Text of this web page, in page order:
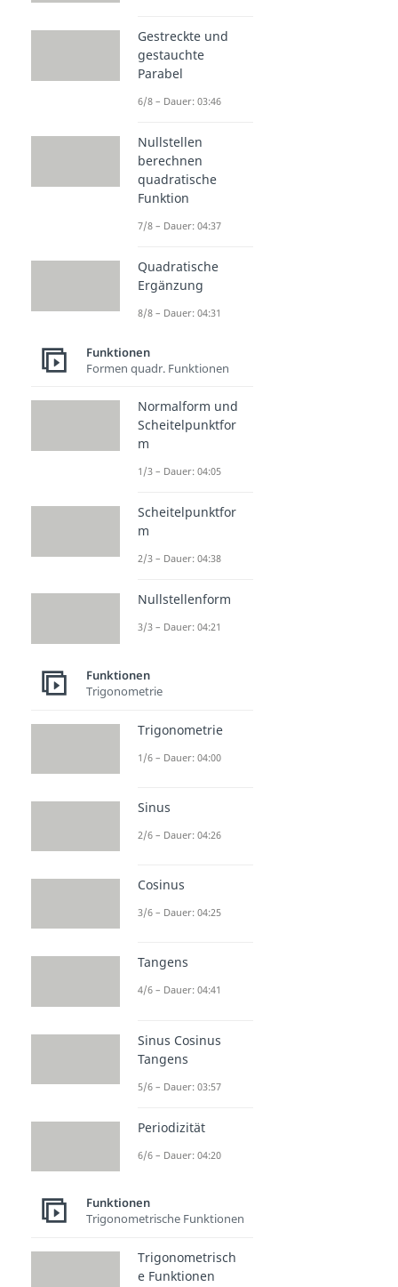
Gestreckte und
gestauchte
Parabel
6/8 – Dauer: 03:46
Nullstellen
berechnen
quadratische
Funktion
7/8 – Dauer: 04:37
Quadratische
Ergänzung
8/8 – Dauer: 04:31
Funktionen
Formen quadr. Funktionen
Normalform und
Scheitelpunktfor
m
1/3 – Dauer: 04:05
Scheitelpunktfor
m
2/3 – Dauer: 04:38
Nullstellenform
3/3 – Dauer: 04:21
Funktionen
Trigonometrie
Trigonometrie
1/6 – Dauer: 04:00
Sinus
2/6 – Dauer: 04:26
Cosinus
3/6 – Dauer: 04:25
Tangens
4/6 – Dauer: 04:41
Sinus Cosinus
Tangens
5/6 – Dauer: 03:57
Periodizität
6/6 – Dauer: 04:20
Funktionen
Trigonometrische Funktionen
Trigonometrisch
e Funktionen